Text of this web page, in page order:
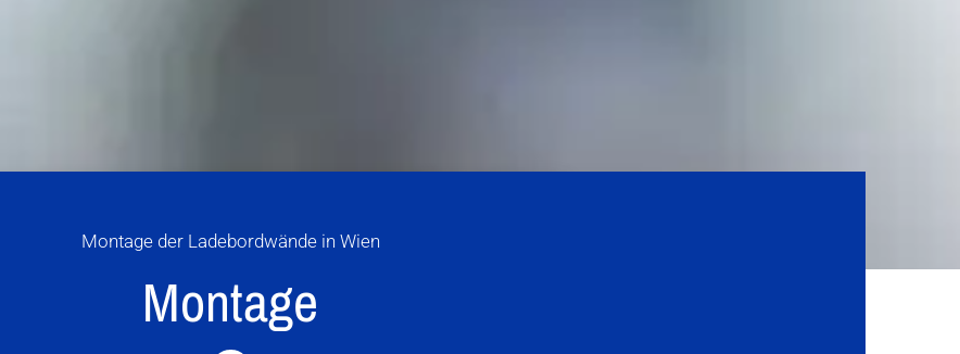
Montage der Ladebordwände in Wien
Montage